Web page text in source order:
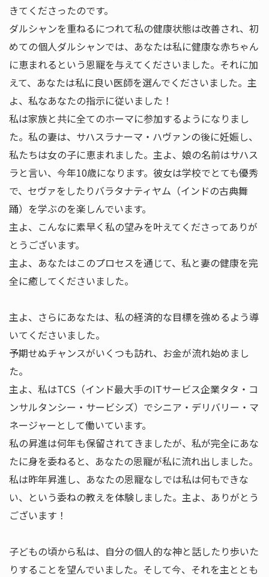
きてくださったのです。
ダルシャンを重ねるにつれて私の健康状態は改善され、初
めての個人ダルシャンでは、あなたは私に健康な赤ちゃん
に恵まれるという恩寵を与えてくださいました。それに加
えて、あなたは私に良い医師を選んでくださいました。主
よ、私なあなたの指示に従いました！
私は家族と共に全てのホーマに参加するようになりまし
た。私の妻は、サハスラナーマ・ハヴァンの後に妊娠し、
私たちは女の子に恵まれました。主よ、娘の名前はサハス
ラと言い、今年10歳になります。彼女は学校でとても優秀
で、セヴァをしたりバラタナティヤム（インドの古典舞
踊）を学ぶのを楽しんでいます。
主よ、こんなに素早く私の望みを叶えてくださってありが
とうございます。
主よ、あなたはこのプロセスを通じて、私と妻の健康を完
全に癒してくださいました。
主よ、さらにあなたは、私の経済的な目標を強めるよう導
いてくださいました。
予期せぬチャンスがいくつも訪れ、お金が流れ始めまし
た。
主よ、私はTCS（インド最大手のITサービス企業タタ・コ
ンサルタンシー・サービシズ）でシニア・デリバリー・マ
ネージャーとして働いています。
私の昇進は何年も保留されてきましたが、私が完全にあな
たに身を委ねると、あなたの恩寵が私に流れ出しました。
私は昨年昇進し、あなたの恩寵なしでは私は何もできな
い、という委ねの教えを体験しました。主よ、ありがとう
ございます！
子どもの頃から私は、自分の個人的な神と話したり歩いた
りすることを望んでいました。そして今、それを主ととも